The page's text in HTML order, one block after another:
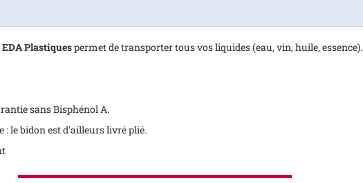
Plastiquespermet de transporter tous vos liquides (eau, vin, huile, essence).
sans Bisphénol A.
: le bidon est d'ailleurs livré plié.